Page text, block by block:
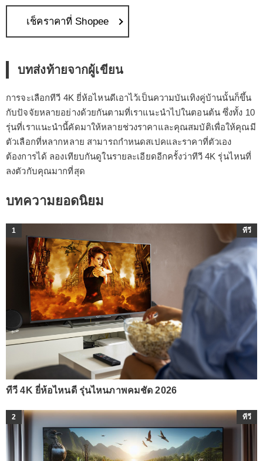
เช็คราคาที่ Shopee
บทส่งท้ายจากผู้เขียน
การจะเลือกทีวี 4K ยี่ห้อไหนดีเอาไว้เป็นความบันเทิงคู่บ้านนั้นก็ขึ้น
กับปัจจัยหลายอย่างด้วยกันตามที่เราแนะนำไปในตอนต้น ซึ่งทั้ง 10
รุ่นที่เราแนะนำนี้คัดมาให้หลายช่วงราคาและคุณสมบัติเพื่อให้คุณมี
ตัวเลือกที่หลากหลาย สามารถกำหนดสเปคและราคาที่ตัวเอง
ต้องการได้ ลองเทียบกันดูในรายละเอียดอีกครั้งว่าทีวี 4K รุ่นไหนที่
ลงตัวกับคุณมากที่สุด
บทความยอดนิยม
1 ทีวี
ทีวี 4K ยี่ห้อไหนดี รุ่นไหนภาพคมชัด 2026
2 ทีวี